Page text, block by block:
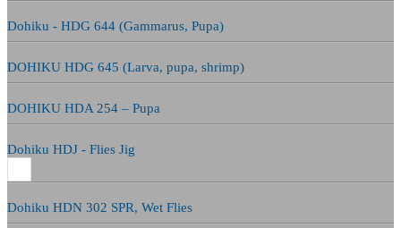
Dohiku - HDG 644 (Gammarus, Pupa)
DOHIKU HDG 645 (Larva, pupa, shrimp)
DOHIKU HDA 254 – Pupa
Dohiku HDJ - Flies Jig
Dohiku HDN 302 SPR, Wet Flies